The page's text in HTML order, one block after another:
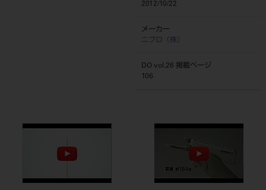
2012/10/22
メーカー
ニプロ（株）
DO vol.26 掲載ページ
106